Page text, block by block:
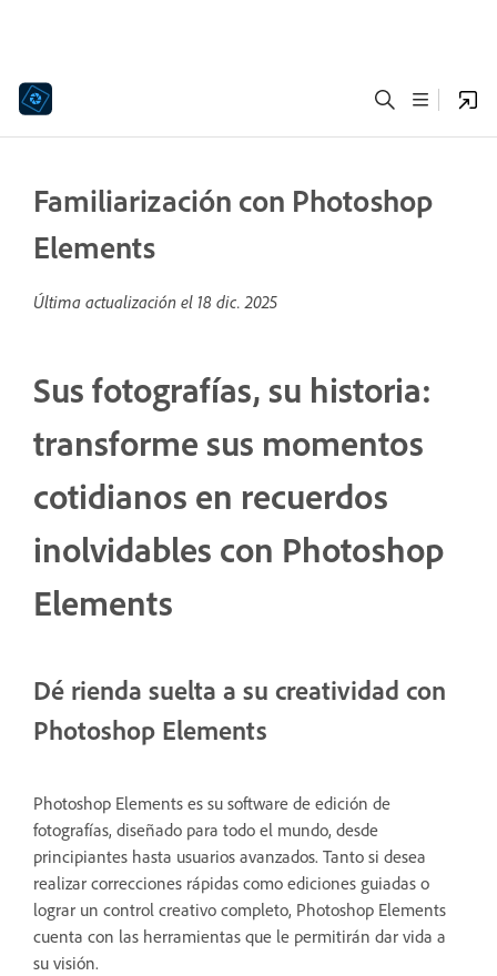
Familiarización con Photoshop
Elements
Última actualización el 18 dic. 2025
Sus fotografías, su historia:
transforme sus momentos
cotidianos en recuerdos
inolvidables con Photoshop
Elements
Dé rienda suelta a su creatividad con
Photoshop Elements
Photoshop Elements es su software de edición de
fotografías, diseñado para todo el mundo, desde
principiantes hasta usuarios avanzados. Tanto si desea
realizar correcciones rápidas como ediciones guiadas o
lograr un control creativo completo, Photoshop Elements
cuenta con las herramientas que le permitirán dar vida a
su visión.